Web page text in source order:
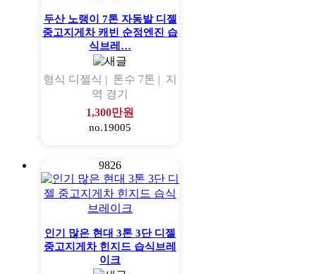
두산 노랭이 7톤 자동발 디젤
중고지게차 캐빈 순정엔진 습
식브레…
형식 디젤식 | 톤수 7톤 | 지
역 경기
1,300만원
no.19005
9826
인기 많은 현대 3톤 3단 디젤
중고지게차 힌지드 습식브레
이크